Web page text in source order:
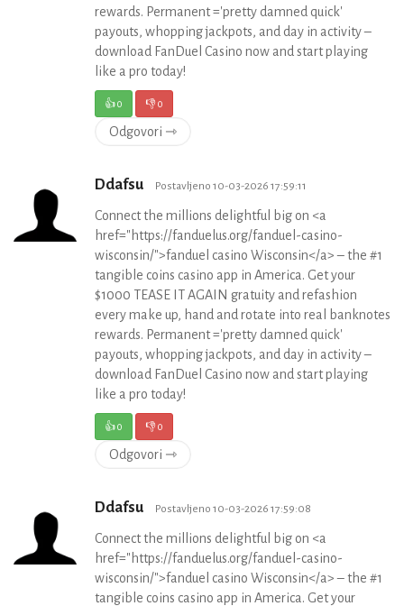
rewards. Permanent ='pretty damned quick'
payouts, whopping jackpots, and day in activity –
download FanDuel Casino now and start playing
like a pro today!
👍0 👎0
Odgovori ⇾
Ddafsu Postavljeno 10-03-2026 17:59:11
Connect the millions delightful big on <a
href="https://fanduelus.org/fanduel-casino-
wisconsin/">fanduel casino Wisconsin</a> – the #1
tangible coins casino app in America. Get your
$1000 TEASE IT AGAIN gratuity and refashion
every make up, hand and rotate into real banknotes
rewards. Permanent ='pretty damned quick'
payouts, whopping jackpots, and day in activity –
download FanDuel Casino now and start playing
like a pro today!
👍0 👎0
Odgovori ⇾
Ddafsu Postavljeno 10-03-2026 17:59:08
Connect the millions delightful big on <a
href="https://fanduelus.org/fanduel-casino-
wisconsin/">fanduel casino Wisconsin</a> – the #1
tangible coins casino app in America. Get your